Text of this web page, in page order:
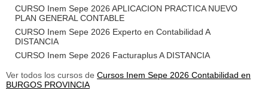
CURSO Inem Sepe 2026 APLICACION PRACTICA NUEVO
PLAN GENERAL CONTABLE
CURSO Inem Sepe 2026 Experto en Contabilidad A
DISTANCIA
CURSO Inem Sepe 2026 Facturaplus A DISTANCIA
Ver todos los cursos de Cursos Inem Sepe 2026 Contabilidad en
BURGOS PROVINCIA